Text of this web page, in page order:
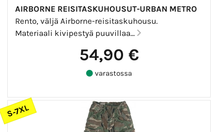
AIRBORNE REISITASKUHOUSUT-URBAN METRO
Rento, väljä Airborne-reisitaskuhousu.
Materiaali kivipestyä puuvillaa...
54,90 €
varastossa
S-7XL